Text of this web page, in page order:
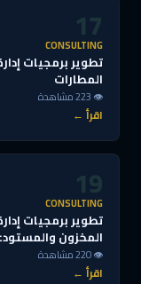
17
CONSULTING
تطوير برمجيات
المطارات
👁 223 مشاهدة
اقرأ ←
19
CONSULTING
تطوير برمجيات
المخزون
👁 220 مشاهدة
اقرأ ←